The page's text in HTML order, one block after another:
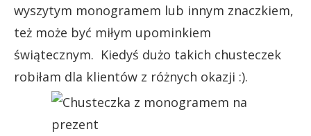
wyszytym monogramem lub innym znaczkiem,
też może być miłym upominkiem
świątecznym. Kiedyś dużo takich chusteczek
robiłam dla klientów z różnych okazji :).